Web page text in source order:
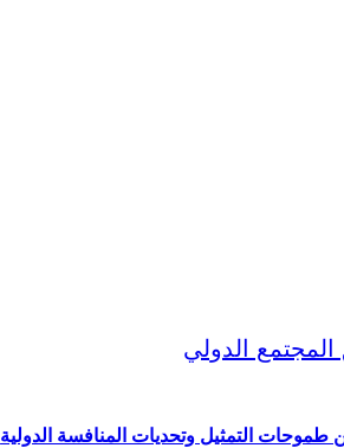
طموحات التمثيل وتحديات المنافسة الدولية